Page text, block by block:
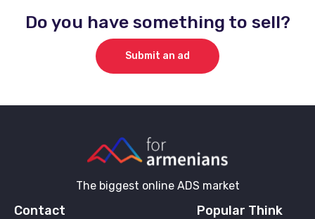
Do you have something to sell?
Submit an ad
The biggest online ADS market
Contact Popular Think